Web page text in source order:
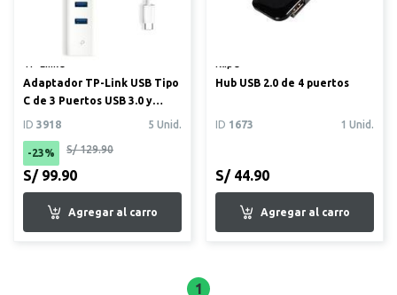
Adaptador TP-Link USB Tipo
C de 3 Puertos USB 3.0 y
Ethernet Gigabit RJ4...
ID 3918 5 Unid.
-23% S/ 129.90
S/ 99.90
Hub USB 2.0 de 4 puertos
ID 1673 1 Unid.
S/ 44.90
1